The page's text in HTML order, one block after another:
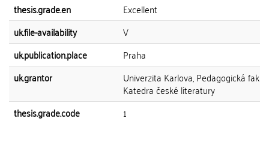
thesis.grade.en
Excellent
uk.file-availability
V
uk.publication.place
Praha
uk.grantor
Univerzita Karlova, Pedagogická
Katedra české literatury
thesis.grade.code
1